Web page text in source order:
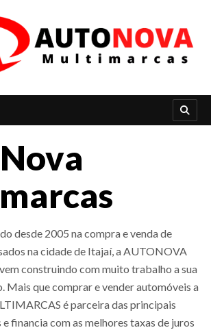
desde 2005 na compra e venda de
na cidade de Itajaí, a AUTONOVA
construindo com muito trabalho a sua
Mais que comprar e vender automóveis a
é parceira das principais
financia com as melhores taxas de juros